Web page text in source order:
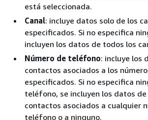
está seleccionada.
Canal: incluye datos solo de los
especificados. Si no especifica
incluyen los datos de todos los
Número de teléfono: incluye los
contactos asociados a los
especificados. Si no especifica
teléfono, se incluyen los datos
contactos asociados a cualquier
teléfono o a ninguno.